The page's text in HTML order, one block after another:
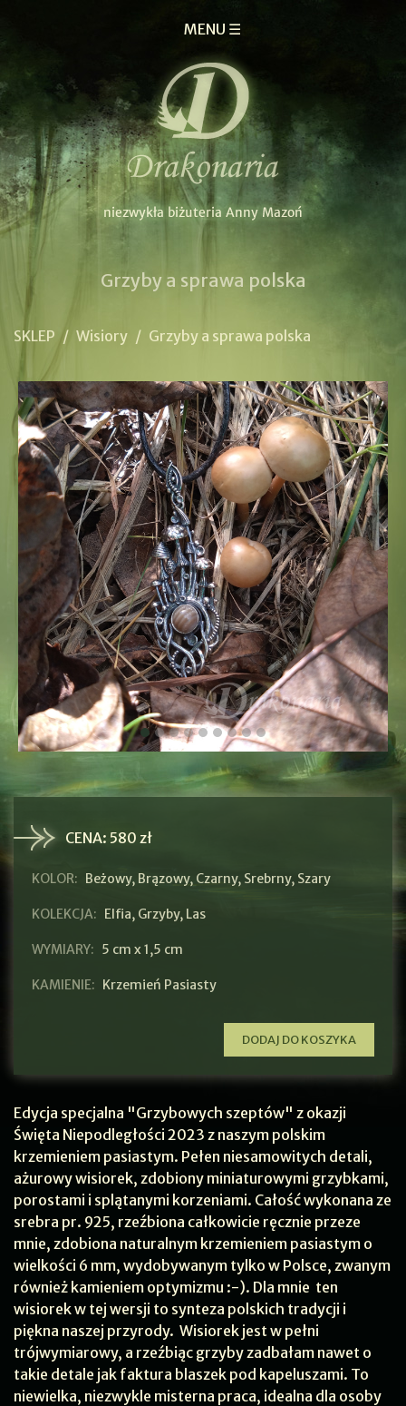
MENU ☰
Grzyby a sprawa polska
SKLEP / Wisiory / Grzyby a sprawa polska
CENA: 580 zł
KOLOR: Beżowy, Brązowy, Czarny, Srebrny, Szary
KOLEKCJA: Elfia, Grzyby, Las
WYMIARY: 5 cm x 1,5 cm
KAMIENIE: Krzemień Pasiasty
DODAJ DO KOSZYKA
Edycja specjalna "Grzybowych szeptów" z okazji
Święta Niepodległości 2023 z naszym polskim
krzemieniem pasiastym. Pełen niesamowitych detali,
ażurowy wisiorek, zdobiony miniaturowymi grzybkami,
porostami i splątanymi korzeniami. Całość wykonana ze
srebra pr. 925, rzeźbiona całkowicie ręcznie przeze
mnie, zdobiona naturalnym krzemieniem pasiastym o
wielkości 6 mm, wydobywanym tylko w Polsce, zwanym
również kamieniem optymizmu :-). Dla mnie ten
wisiorek w tej wersji to synteza polskich tradycji i
piękna naszej przyrody. Wisiorek jest w pełni
trójwymiarowy, a rzeźbiąc grzyby zadbałam nawet o
takie detale jak faktura blaszek pod kapeluszami. To
niewielka, niezwykle misterna praca, idealna dla osoby